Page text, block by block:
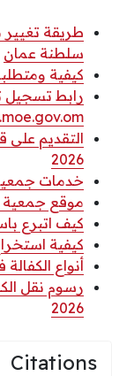
طريقة تغيير
سلطنة عمان
كيفية
رابط تسجيل
التقديم
2026
خدمات
موقع جمعية
كيف اتبرع
كيفية
أنواع الكفالة
رسوم نقل
2026
Citations